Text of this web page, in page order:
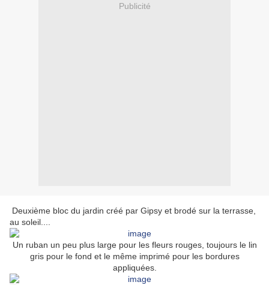
Publicité
Deuxième bloc du jardin créé par Gipsy et brodé sur la terrasse,
au soleil....
Un ruban un peu plus large pour les fleurs rouges, toujours le lin
gris pour le fond et le même imprimé pour les bordures
appliquées.